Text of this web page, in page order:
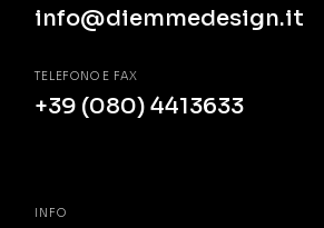
info@diemmedesign.it
TELEFONO E FAX
+39 (080) 4413633
INFO